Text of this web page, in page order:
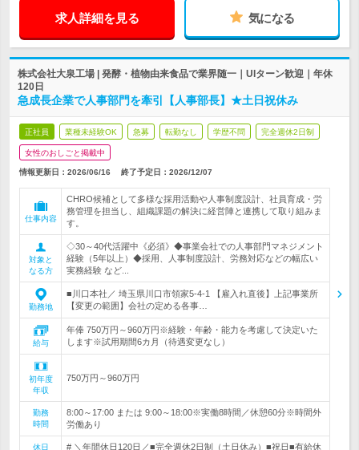
求人詳細を見る 気になる
株式会社大泉工場 | 発酵・植物由来食品で業界随一｜UIターン歓迎｜年休
120日
急成長企業で人事部門を牽引【人事部長】★土日祝休み
正社員 業種未経験OK 急募 転勤なし 学歴不問 完全週休2日制
女性のおしごと掲載中
情報更新日：2026/06/16 終了予定日： 2026/12/07
仕事内容
CHRO候補として多様な採用活動や人事制度設計、社員育成・労
務管理を担当し、組織課題の解決に経営陣と連携して取り組みま
す。
対象と
なる方
◇30～40代活躍中《必須》◆事業会社での人事部門マネジメント
経験（5年以上）◆採用、人事制度設計、労務対応などの幅広い
実務経験 など...
勤務地
■川口本社／ 埼玉県川口市領家5-4-1 【雇入れ直後】上記事業所
【変更の範囲】会社の定める各事…
給与
年俸 750万円～960万円※経験・年齢・能力を考慮して決定いた
します※試用期間6カ月（待遇変更なし）
初年度
年収
750万円～960万円
勤務
時間
8:00～17:00 または 9:00～18:00※実働8時間／休憩60分※時間外
労働あり
休日 # ＼年間休日120日／■完全週休2日制（土日休み）■祝日■有給休